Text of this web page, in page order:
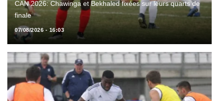
CAN 2026: Chawinga et Bekhaled fixées sur leurs quarts de
finale
07/08/2026 - 16:03